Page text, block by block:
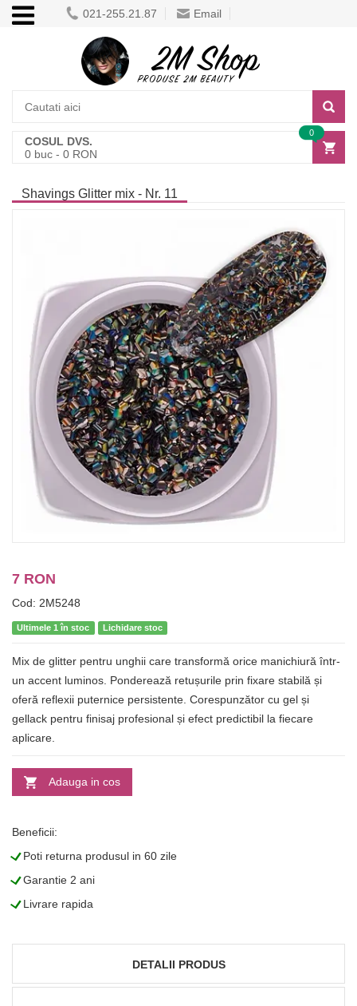
021-255.21.87 Email
COSUL DVS.
0 buc - 0 RON
0
Shavings Glitter mix - Nr. 11
7 RON
Cod: 2M5248
Ultimele 1 în stoc Lichidare stoc
Mix de glitter pentru unghii care transformă orice manichiură într-
un accent luminos. Ponderează retușurile prin fixare stabilă și
oferă reflexii puternice persistente. Corespunzător cu gel și
gellack pentru finisaj profesional și efect predictibil la fiecare
aplicare.
Adauga in cos
Beneficii:
LPoti returna produsul in 60 zile
LGarantie 2 ani
LLivrare rapida
DETALII PRODUS